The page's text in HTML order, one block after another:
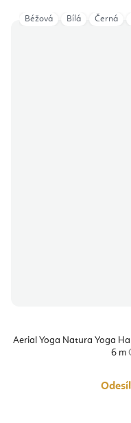
Aerial Yoga Natura Yoga
6 m
Béžová Bílá Černá